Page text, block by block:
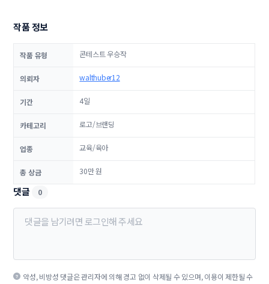
작품 정보
작품 유형 콘테스트 우승작
의뢰자 walthuber12
기간 4일
카테고리 로고/브랜딩
업종 교육/육아
총 상금 30만 원
댓글 0
악성, 비방성 댓글은 관리자에 의해 경고 없이 삭제될 수 있으며, 이용이 제한될 수